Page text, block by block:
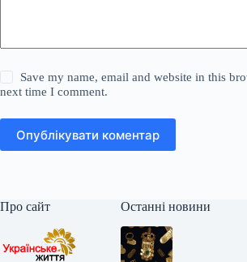
Save my name, email and website in this
next time I comment.
Опублікувати коментар
Про сайт Останні новини